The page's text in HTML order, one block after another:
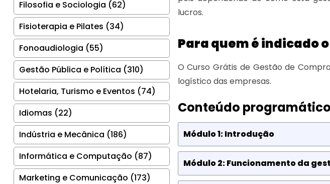
Filosofia e Sociologia (62)
Fisioterapia e Pilates (34)
Fonoaudiologia (55)
Gestão Pública e Política (310)
Hotelaria, Turismo e Eventos (74)
Idiomas (22)
Indústria e Mecânica (186)
Informática e Computação (87)
Marketing e Comunicação (173)
lucros.
Para quem é indicado
O Curso Grátis de Gestão de
logístico das empresas.
Conteúdo programático
Módulo 1: Introdução
Módulo 2: Funcionamento da